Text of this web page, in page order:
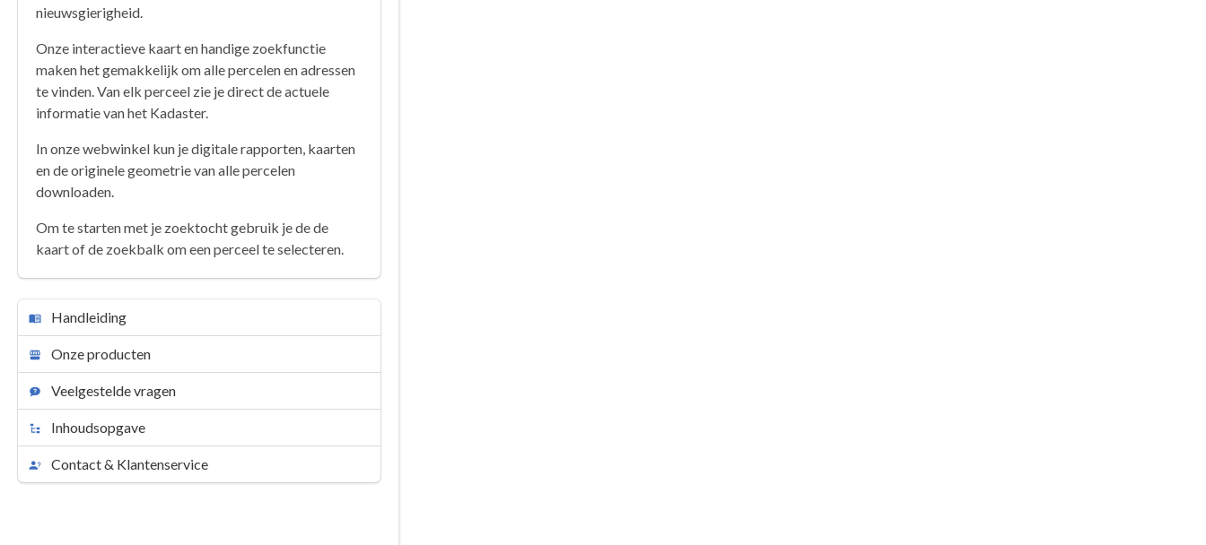
nieuwsgierigheid.
Onze interactieve kaart en handige zoekfunctie
maken het gemakkelijk om alle percelen en adressen
te vinden. Van elk perceel zie je direct de actuele
informatie van het Kadaster.
In onze webwinkel kun je digitale rapporten, kaarten
en de originele geometrie van alle percelen
downloaden.
Om te starten met je zoektocht gebruik je de de
kaart of de zoekbalk om een perceel te selecteren.
Handleiding
Onze producten
Veelgestelde vragen
Inhoudsopgave
Contact & Klantenservice